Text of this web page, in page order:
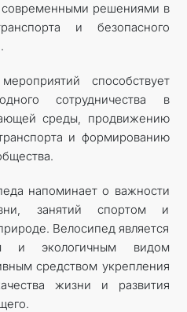
современными решениями в
и безопасного
способствует
сотрудничества в
среды, продвижению
и формированию
напоминает о важности
занятий спортом и
Велосипед является
и экологичным видом
средством укрепления
жизни и развития